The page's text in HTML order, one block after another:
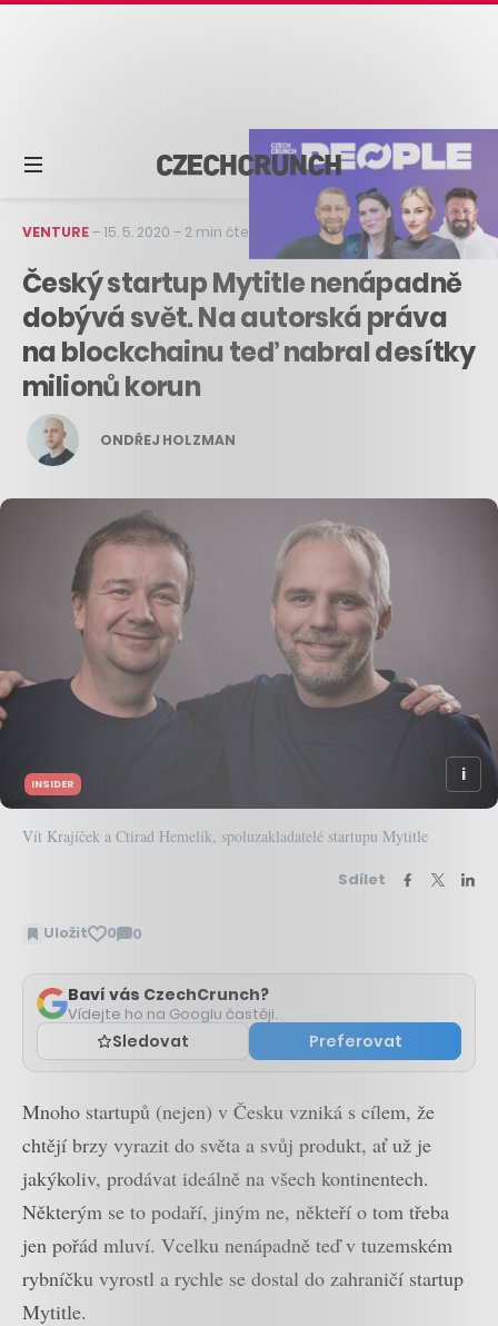
VENTURE–15. 5. 2020 – 2 min čtení
Český startup Mytitle nenápadně
dobývá svět. Na autorská práva
na blockchainu teď nabral desítky
milionů korun
ONDŘEJ HOLZMAN
INSIDER
Vít Krajíček a Ctirad Hemelík, spoluzakladatelé startupu Mytitle
Sdílet
Uložit 0 0
Zobrazit
Baví vás CzechCrunch?
Vídejte ho na Googlu častěji.
Sledovat Preferovat
Mnoho startupů (nejen) v Česku vzniká s cílem, že
chtějí brzy vyrazit do světa a svůj produkt, ať už je
jakýkoliv, prodávat ideálně na všech kontinentech.
Některým se to podaří, jiným ne, někteří o tom třeba
jen pořád mluví. Vcelku nenápadně teď v tuzemském
rybníčku vyrostl a rychle se dostal do zahraničí startup
Mytitle.